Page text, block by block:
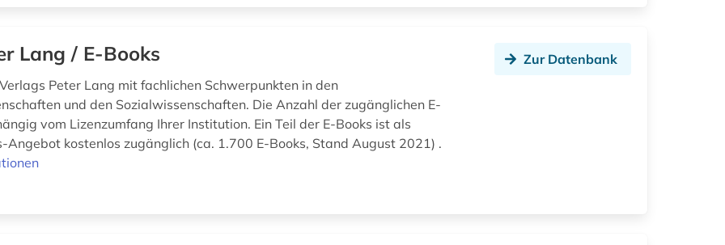
Lang / E-Books
Peter Lang mit fachlichen Schwerpunkten in den
und den Sozialwissenschaften. Die Anzahl der zugänglichen E-
vom Lizenzumfang Ihrer Institution. Ein Teil der E-Books ist als
Angebot kostenlos zugänglich (ca. 1.700 E-Books, Stand August 2021) .
Zur Datenbank